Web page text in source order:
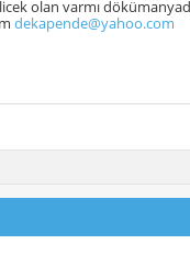
olan varmı
dekapende@yahoo.com